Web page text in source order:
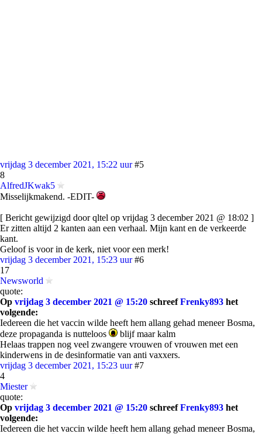
vrijdag 3 december 2021, 15:22 uur #5
8
AlfredJKwak5
Misselijkmakend. -EDIT-
[ Bericht gewijzigd door qltel op vrijdag 3 december 2021 @ 18:02 ]
Er zitten altijd 2 kanten aan een verhaal. Mijn kant en de verkeerde
kant.
Geloof is voor in de kerk, niet voor een merk!
vrijdag 3 december 2021, 15:23 uur #6
17
Newsworld
quote:
Op vrijdag 3 december 2021 @ 15:20 schreefFrenky893 het
volgende:
Iedereen die het vaccin wilde heeft hem allang gehad meneer Bosma,
deze propaganda is nutteloos
blijf maar kalm
Helaas trappen nog veel zwangere vrouwen of vrouwen met een
kinderwens in de desinformatie van anti vaxxers.
vrijdag 3 december 2021, 15:23 uur #7
4
Miester
quote:
Op vrijdag 3 december 2021 @ 15:20 schreefFrenky893 het
volgende:
Iedereen die het vaccin wilde heeft hem allang gehad meneer Bosma,